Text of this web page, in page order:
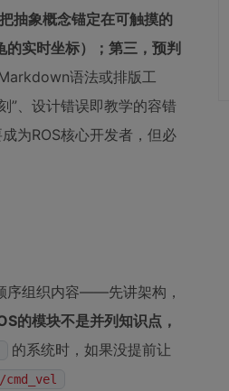
抽象概念锚定在可触摸的
实时坐标）；第三，预判
语法或排版工
”、设计错误即教学的容错
为ROS核心开发者，但必
序组织内容——先讲架构，
的模块不是并列知识点，
的系统时，如果没提前让